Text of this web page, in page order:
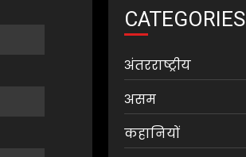
CATEGORIES
अंतरराष्ट्रीय
असम
कहानियों